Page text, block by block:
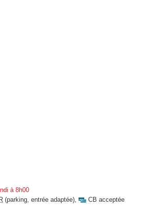
à 8h00
(parking, entrée adaptée), CB acceptée